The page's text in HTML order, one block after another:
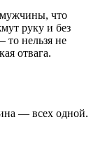
мужчины, что
руку и без
то нельзя не
отвага.
— всех одной.